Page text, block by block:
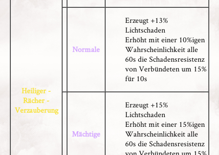
Heiliger -
Rächer -
Verzauberung
Normale
Erzeugt +13%
Lichtschaden
Erhöht mit einer 10%igen
Wahrscheinlichkeit alle
60s die Schadensresistenz
von Verbündeten um 15%
für 10s
Mächtige
Erzeugt +15%
Lichtschaden
Erhöht mit einer 15%igen
Wahrscheinlichkeit alle
60s die Schadensresistenz